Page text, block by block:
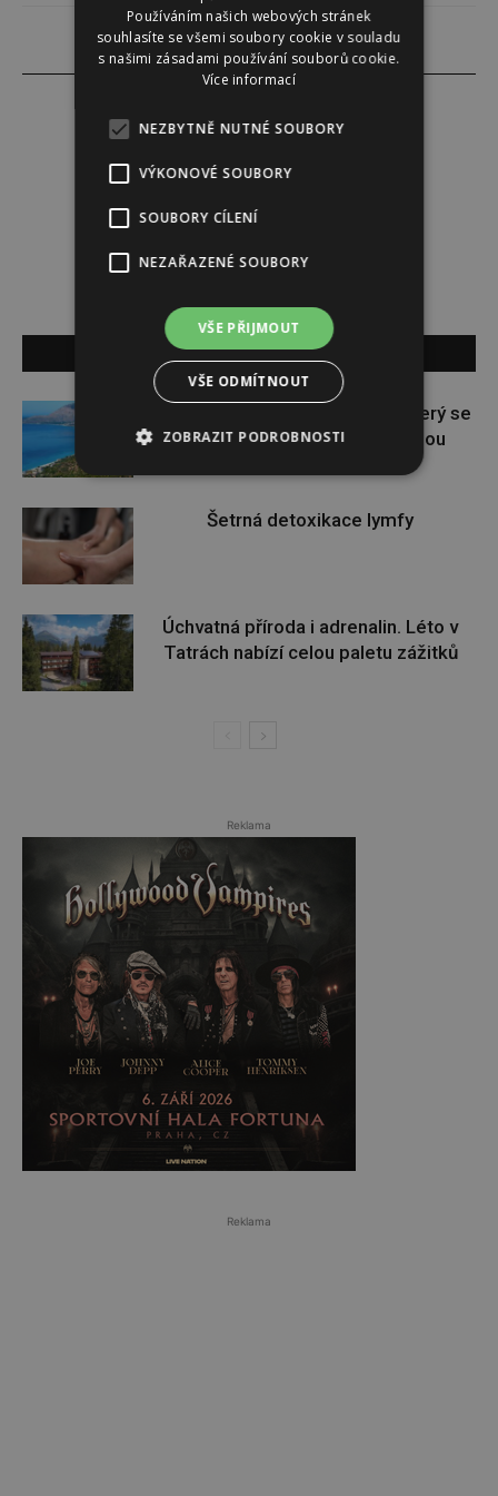
Redakce
Redakce magazínu Instinkt.
SOUVISEJÍCÍ ČLÁNKY
Albánie: Skrytý klenot Evropy, který se
stává novou turistickou hvězdou
Šetrná detoxikace lymfy
Úchvatná příroda i adrenalin. Léto v
Tatrách nabízí celou paletu zážitků
Reklama
Reklama
Používáním našich webových stránek
souhlasíte se všemi soubory cookie v souladu
s našimi zásadami používání souborů cookie.
Více informací
NEZBYTNĚ NUTNÉ SOUBORY
VÝKONOVÉ SOUBORY
SOUBORY CÍLENÍ
NEZAŘAZENÉ SOUBORY
VŠE PŘIJMOUT
VŠE ODMÍTNOUT
ZOBRAZIT PODROBNOSTI